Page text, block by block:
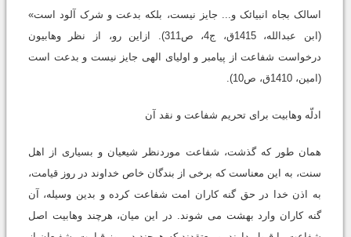
اسالک بجاه انبیائک و... جایز نیست، بلکه بدعت و شرک آلود است»
(ابن عبدالله، 1415ق، ج4، ص311). ازاین رو، از نظر وهابیون
درخواست شفاعت از پیامبر و اولیاى الهى جایز نیست و بدعت است
(امین، 1410ق، ص10).
ادلّه وهابیت برای تحریم شفاعت و نقد آن
همان طور که گذشت، شفاعت موردنظر شیعیان و بسیاری از اهل
سنت، به این معناست که برخی از بندگان خاص خداوند در روز قیامت،
به اذن خدا در حق گنه کاران امت شفاعت کرده و بدین وسیله، آن
گنه کاران وارد بهشت می شوند. در این میان، هرچند وهابیت اصل